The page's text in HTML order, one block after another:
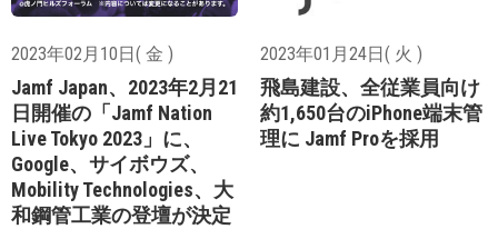
2023年02月10日( 金 )
Jamf Japan、2023年2月21
日開催の「Jamf Nation
Live Tokyo 2023」に、
Google、サイボウズ、
Mobility Technologies、大
和鋼管工業の登壇が決定
2023年01月24日( 火 )
飛島建設、全従業員向け
約1,650台のiPhone端末管
理に Jamf Proを採用